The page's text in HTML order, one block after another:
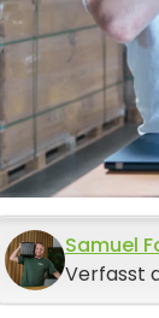
Samuel
Verfasst